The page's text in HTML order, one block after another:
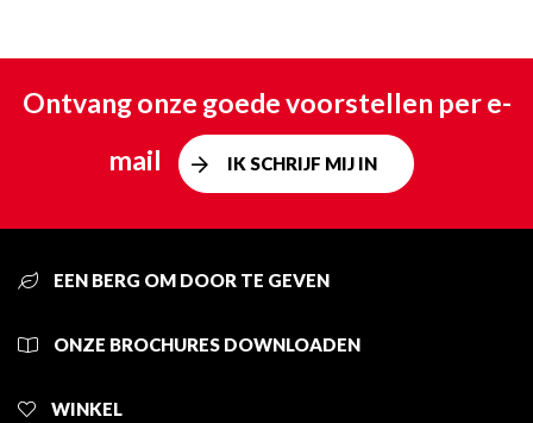
Ontvang onze goede voorstellen per e-
mail
IK SCHRIJF MIJ IN
EEN BERG OM DOOR TE GEVEN
ONZE BROCHURES DOWNLOADEN
WINKEL